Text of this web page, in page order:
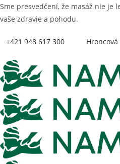
Sme presvedčení, že masáž nie je
vaše zdravie a pohodu.
+421 948 617 300 Hroncová